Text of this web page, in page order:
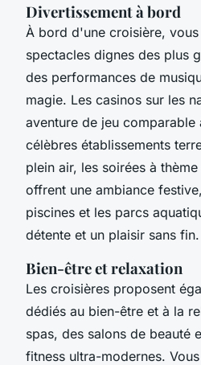
Divertissement à bord
À bord d'une croisière,
spectacles dignes des plus
des performances de
magie. Les casinos sur les
aventure de jeu comparable
célèbres établissements
plein air, les soirées à
offrent une ambiance
piscines et les parcs
détente et un plaisir sans fin.
Bien-être et relaxation
Les croisières proposent
dédiés au bien-être et à la
spas, des salons de beauté
fitness ultra-modernes.